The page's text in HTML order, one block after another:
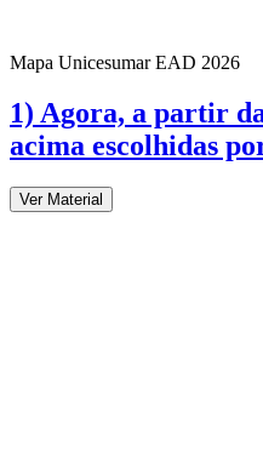
Mapa Unicesumar EAD 2026
1) Agora, a partir
acima escolhidas
Ver Material